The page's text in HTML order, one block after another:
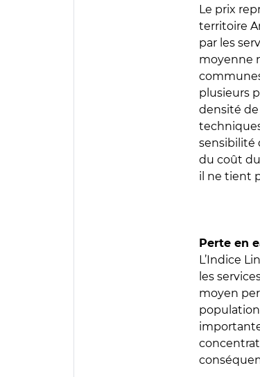
Le prix
territoire
par les
moyenne
plusieurs
densité
sensibilité
du coût
il ne tient
Perte en
L’Indice
les
moyen
population